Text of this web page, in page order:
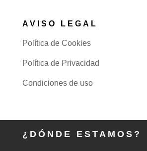
AVISO LEGAL
Política de Cookies
Política de Privacidad
Condiciones de uso
¿DÓNDE ESTAMOS?